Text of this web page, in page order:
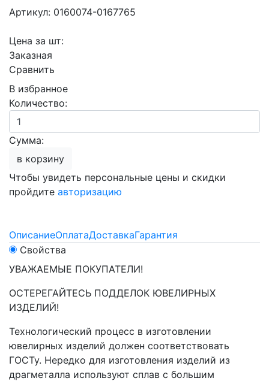
Артикул: 0160074-0167765
Цена за шт:
Заказная
Сравнить
В избранное
Количество:
Сумма:
в корзину
Чтобы увидеть персональные цены и скидки
пройдите авторизацию
ОписаниеОплатаДоставкаГарантия
Свойства
УВАЖАЕМЫЕ ПОКУПАТЕЛИ!
ОСТЕРЕГАЙТЕСЬ ПОДДЕЛОК ЮВЕЛИРНЫХ
ИЗДЕЛИЙ!
Технологический процесс в изготовлении
ювелирных изделий должен соответствовать
ГОСТу. Нередко для изготовления изделий из
драгметалла используют сплав с большим